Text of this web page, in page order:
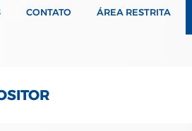
CONTATO ÁREA RESTRITA